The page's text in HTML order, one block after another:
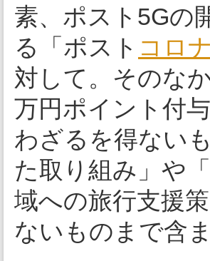
素、ポスト5Gの
る「ポスト コロナ
対して。そのな
万円ポイント付
わざるを得ない
た取り組み」や
域への旅行支援
ないものまで含